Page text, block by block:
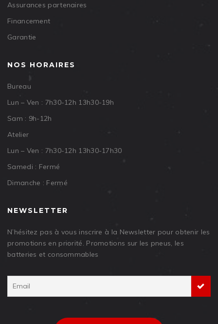
Assurances partenaires
Financement
Garantie
NOS HORAIRES
Bureau
Lun – Ven : 7h30-12h 13h30-19h
Sam : 9h-12h
Atelier
Lun – Ven : 7h30-12h 13h30-17h30
Samedi : Fermé
Dimanche : Fermé
NEWSLETTER
N’hésitez pas à vous inscrire à la Newsletter pour obtenir les
promotions en priorité. Promotions sur les pneus, les
batteries et consommables